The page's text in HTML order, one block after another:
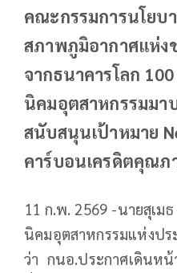
คณะกรรมการนโยบ
สภาพภูมิอากาศแห่ง
จากธนาคารโลก
นิคมอุตสาหกรรมมา
สนับสนุนเป้าหมาย
คาร์บอนเครดิตคุณภ
11 ก.พ. 2569 -นายสุเมธ
นิคมอุตสาหกรรมแห่งปร
ว่า กนอ.ประกาศเดินหน้